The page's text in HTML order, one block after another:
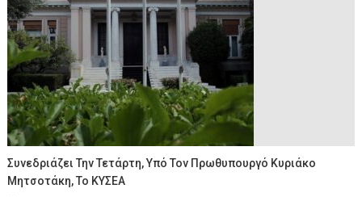
Συνεδριάζει Την Τετάρτη, Υπό Τον Πρωθυπουργό Κυριάκο
Μητσοτάκη, Το ΚΥΣΕΑ